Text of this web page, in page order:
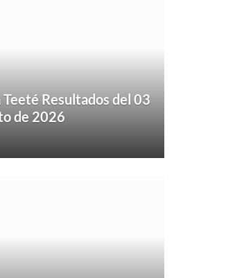
Resultados del 03
de 2026